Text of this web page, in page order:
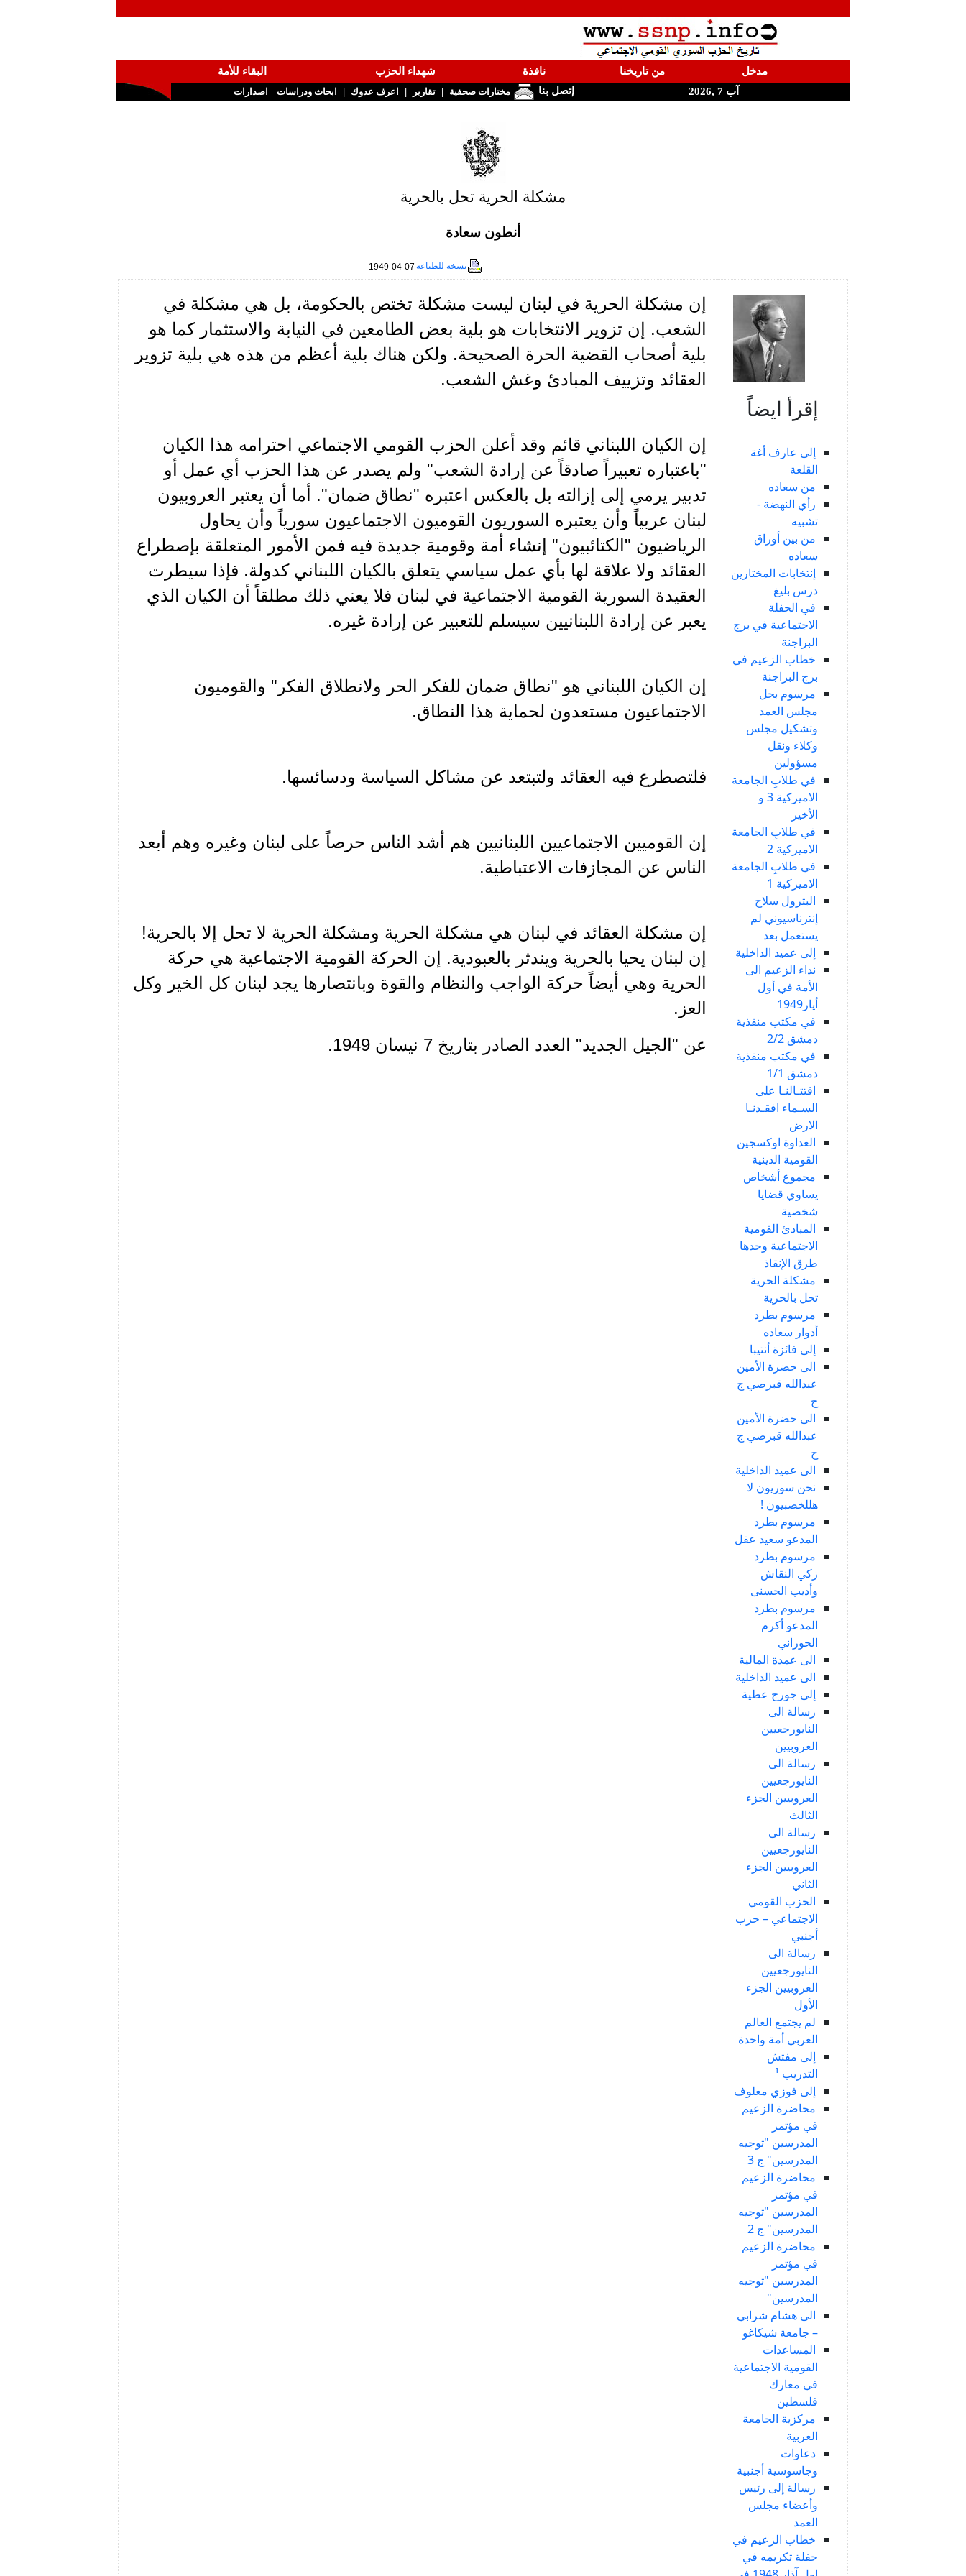
مدخل من تاريخنا نافذة شهداء الحزب
البقاء للأمة
آب 7 ,2026
إتصل بنا مختارات صحفية | تقارير | اعرف عدوك | ابحاث ودراسات اصدارات
مشكلة الحرية تحل بالحرية
أنطون سعادة
نسخة للطباعة 1949-04-07
إقرأ ايضاً
إلى عارف أغة
القلعة
من سعاده
رأي النهضة -
تشبيه
من بين أوراق
سعاده
إنتخابات المختارين
درس بليغ
في الحفلة
الاجتماعية في برج
البراجنة
خطاب الزعيم في
برج البراجنة
مرسوم بحل
مجلس العمد
وتشكيل مجلس
وكلاء ونقل
مسؤولين
في طلابِ الجامعة
الاميركية 3 و
الأخير
في طلابِ الجامعة
الاميركية 2
في طلابِ الجامعة
الاميركية 1
البترول سلاح
إنترناسيوني لم
يستعمل بعد
إلى عميد الداخلية
نداء الزعيم الى
الأمة في أول
أيار1949
في مكتب منفذية
دمشق 2/2
في مكتب منفذية
دمشق 1/1
اقتتـالنـا على
السـماء افقـدنـا
الارض
العداوة اوكسجين
القومية الدينية
مجموع أشخاص
يساوي قضايا
شخصية
المبادئ القومية
الاجتماعية وحدها
طرق الإنقاذ
مشكلة الحرية
تحل بالحرية
مرسوم بطرد
أدوار سعاده
إلى فائزة أنتيبا
الى حضرة الأمين
عبدالله قبرصي ج
ح
الى حضرة الأمين
عبدالله قبرصي ج
ح
الى عميد الداخلية
نحن سوريون لا
هللخصبيون !
مرسوم بطرد
المدعو سعيد عقل
مرسوم بطرد
زكي النقاش
وأديب الحسنى
مرسوم بطرد
المدعو أكرم
الحوراني
الى عمدة المالية
الى عميد الداخلية
إلى جورج عطية
رسالة الى
النايورجعيين
العروبيين
رسالة الى
النايورجعيين
العروبيين الجزء
الثالث
رسالة الى
النايورجعيين
العروبيين الجزء
الثاني
الحزب القومي
الاجتماعي – حزب
أجنبي
رسالة الى
النايورجعيين
العروبيين الجزء
الأول
لم يجتمع العالم
العربي أمة واحدة
إلى مفتش
التدريب ¹
إلى فوزي معلوف
محاضرة الزعيم
في مؤتمر
المدرسين "توجيه
المدرسين" ج 3
محاضرة الزعيم
في مؤتمر
المدرسين "توجيه
المدرسين" ج 2
محاضرة الزعيم
في مؤتمر
المدرسين "توجيه
المدرسين"
الى هشام شرابي
– جامعة شيكاغو
المساعدات
القومية الاجتماعية
في معارك
فلسطين
مركزية الجامعة
العربية
دعاوات
وجاسوسية أجنبية
رسالة إلى رئيس
وأعضاء مجلس
العمد
خطاب الزعيم في
حفلة تكريمه في
إن مشكلة الحرية في لبنان ليست مشكلة تختص بالحكومة، بل هي مشكلة في
الشعب. إن تزوير الانتخابات هو بلية بعض الطامعين في النيابة والاستثمار كما هو
بلية أصحاب القضية الحرة الصحيحة. ولكن هناك بلية أعظم من هذه هي بلية تزوير
العقائد وتزييف المبادئ وغش الشعب.
إن الكيان اللبناني قائم وقد أعلن الحزب القومي الاجتماعي احترامه هذا الكيان
"باعتباره تعبيراً صادقاً عن إرادة الشعب" ولم يصدر عن هذا الحزب أي عمل أو
تدبير يرمي إلى إزالته بل بالعكس اعتبره "نطاق ضمان". أما أن يعتبر العروبيون
لبنان عربياً وأن يعتبره السوريون القوميون الاجتماعيون سورياً وأن يحاول
الرياضيون "الكتائبيون" إنشاء أمة وقومية جديدة فيه فمن الأمور المتعلقة بإصطراع
العقائد ولا علاقة لها بأي عمل سياسي يتعلق بالكيان اللبناني كدولة. فإذا سيطرت
العقيدة السورية القومية الاجتماعية في لبنان فلا يعني ذلك مطلقاً أن الكيان الذي
يعبر عن إرادة اللبنانيين سيسلم للتعبير عن إرادة غيره.
إن الكيان اللبناني هو "نطاق ضمان للفكر الحر ولانطلاق الفكر" والقوميون
الاجتماعيون مستعدون لحماية هذا النطاق.
فلتصطرع فيه العقائد ولتبتعد عن مشاكل السياسة ودسائسها.
إن القوميين الاجتماعيين اللبنانيين هم أشد الناس حرصاً على لبنان وغيره وهم أبعد
الناس عن المجازفات الاعتباطية.
إن مشكلة العقائد في لبنان هي مشكلة الحرية ومشكلة الحرية لا تحل إلا بالحرية!
إن لبنان يحيا بالحرية ويندثر بالعبودية. إن الحركة القومية الاجتماعية هي حركة
الحرية وهي أيضاً حركة الواجب والنظام والقوة وبانتصارها يجد لبنان كل الخير وكل
العز.
عن "الجيل الجديد" العدد الصادر بتاريخ 7 نيسان 1949.